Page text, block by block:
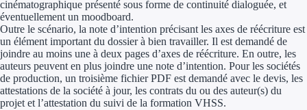
cinématographique présenté sous forme de continuité dialoguée, et
éventuellement un moodboard.
Outre le scénario, la note d’intention précisant les axes de réécriture est
un élément important du dossier à bien travailler. Il est demandé de
joindre au moins une à deux pages d’axes de réécriture. En outre, les
auteurs peuvent en plus joindre une note d’intention. Pour les sociétés
de production, un troisième fichier PDF est demandé avec le devis, les
attestations de la société à jour, les contrats du ou des auteur(s) du
projet et l’attestation du suivi de la formation VHSS.